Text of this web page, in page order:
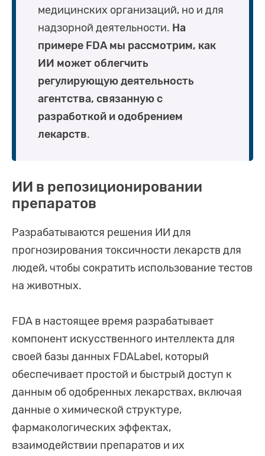
медицинских организаций, но и для
надзорной деятельности. На
примере FDA мы рассмотрим, как
ИИ может облегчить
регулирующую деятельность
агентства, связанную с
разработкой и одобрением
лекарств.
ИИ в репозиционировании
препаратов
Разрабатываются решения ИИ для
прогнозирования токсичности лекарств для
людей, чтобы сократить использование тестов
на животных.
FDA в настоящее время разрабатывает
компонент искусственного интеллекта для
своей базы данных FDALabel, который
обеспечивает простой и быстрый доступ к
данным об одобренных лекарствах, включая
данные о химической структуре,
фармакологических эффектах,
взаимодействии препаратов и их